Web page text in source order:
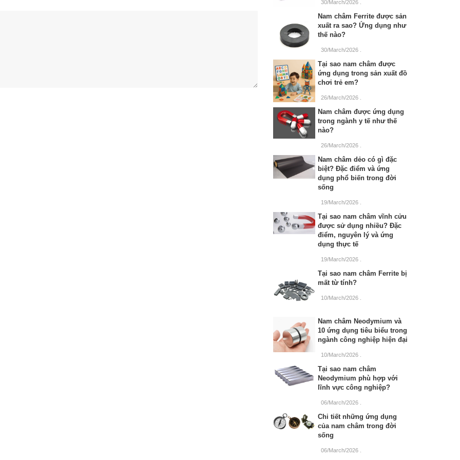
30/March/2026
Nam châm Ferrite được sản
xuất ra sao? Ứng dụng như
thế nào?
30/March/2026
Tại sao nam châm được
ứng dụng trong sản xuất đồ
chơi trẻ em?
26/March/2026
Nam châm được ứng dụng
trong ngành y tế như thế
nào?
26/March/2026
Nam châm dẻo có gì đặc
biệt? Đặc điểm và ứng
dụng phổ biến trong đời
sống
19/March/2026
Tại sao nam châm vĩnh cửu
được sử dụng nhiều? Đặc
điểm, nguyên lý và ứng
dụng thực tế
19/March/2026
Tại sao nam châm Ferrite bị
mất từ tính?
10/March/2026
Nam châm Neodymium và
10 ứng dụng tiêu biểu trong
ngành công nghiệp hiện đại
10/March/2026
Tại sao nam châm
Neodymium phù hợp với
lĩnh vực công nghiệp?
06/March/2026
Chi tiết những ứng dụng
của nam châm trong đời
sống
06/March/2026